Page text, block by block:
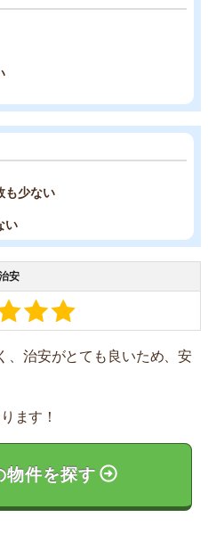
も少ない
い
安
、治安がとても良いため、安
ます！
物件を探す